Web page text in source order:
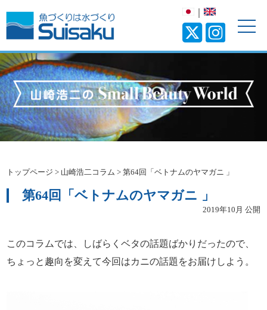
トップページ > 山崎浩二コラム >第64回「ベトナムのヤマガニ 」
第64回「ベトナムのヤマガニ 」
2019年10月 公開
このコラムでは、しばらくベタの話題ばかりだったので、
ちょっと趣向を変えて今回はカニの話題をお届けしよう。